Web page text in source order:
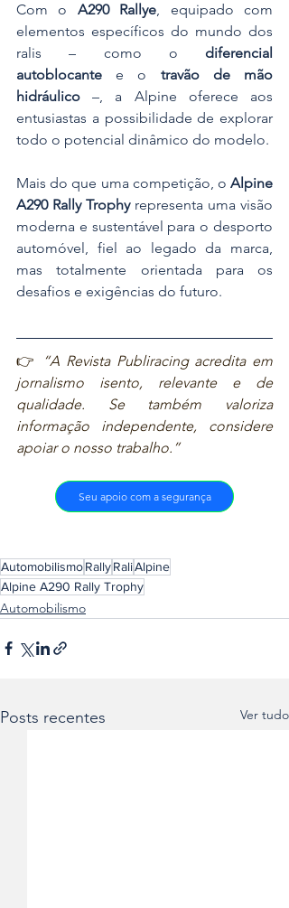
Com o A290 Rallye, equipado com
elementos específicos do mundo dos
ralis – como o diferencial
autoblocante e o travão de mão
hidráulico –, a Alpine oferece aos
entusiastas a possibilidade de explorar
todo o potencial dinâmico do modelo.
Mais do que uma competição, o Alpine
A290 Rally Trophy representa uma visão
moderna e sustentável para o desporto
automóvel, fiel ao legado da marca,
mas totalmente orientada para os
desafios e exigências do futuro.
👉
“A Revista Publiracing acredita em
jornalismo isento, relevante e de
qualidade. Se também valoriza
informação independente, considere
apoiar o nosso trabalho.”
Seu apoio com a segurança
AutomobilismoRallyRaliAlpine
Alpine A290 Rally Trophy
Automobilismo
Posts recentes Ver tudo